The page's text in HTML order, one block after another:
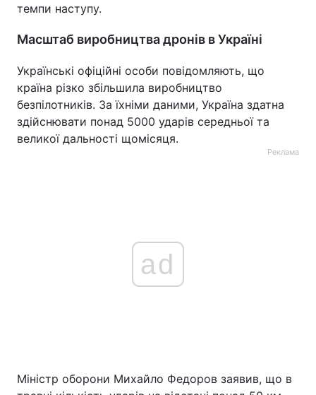
темпи наступу.
Масштаб виробництва дронів в Україні
Українські офіційні особи повідомляють, що
країна різко збільшила виробництво
безпілотників. За їхніми даними, Україна здатна
здійснювати понад 5000 ударів середньої та
великої дальності щомісяця.
Реклама
ad
Міністр оборони Михайло Федоров заявив, що в